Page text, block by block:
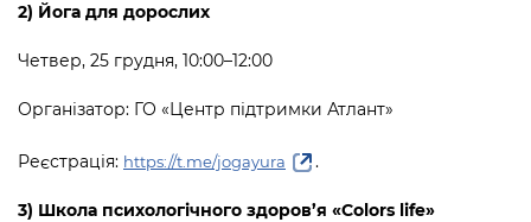
2) Йога для дорослих
Четвер, 25 грудня, 10:00–12:00
Організатор: ГО «Центр підтримки Атлант»
Реєстрація: https://t.me/jogayura .
3) Школа психологічного здоров’я «Colors life»